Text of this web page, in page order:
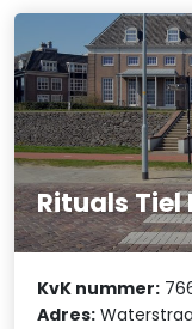
Rituals Tiel
KvK nummer:
Adres: